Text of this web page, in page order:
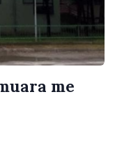
me